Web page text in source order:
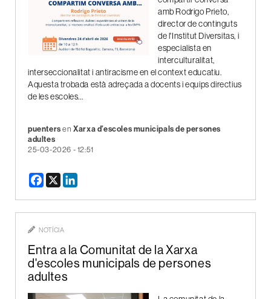
amb Rodrigo Prieto,
director de continguts
de l'Institut Diversitas, i
especialista en
interculturalitat,
interseccionalitat i antiracisme en el context educatiu.
Aquesta trobada està adreçada a docents i equips directius
de les escoles...
puenters enXarxa d’escoles municipals de persones
adultes
25-03-2026 - 12:51
NOTÍCIA
Entra a la Comunitat de la Xarxa
d'escoles municipals de persones
adultes